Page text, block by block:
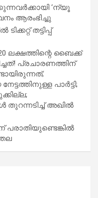
‘ന്യൂ
ആരംഭിച്ചു
തട്ടിപ്പ്
ലക്ഷത്തിന്റെ ബൈക്ക്
പ്രചാരണത്തിന്
പാര്‍ട്ടി;
തുറന്നടിച്ച് അഖില്‍
ന് പരാതിയുണ്ടെങ്കിൽ